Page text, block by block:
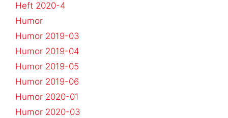
Heft 2020-4
Humor
Humor 2019-03
Humor 2019-04
Humor 2019-05
Humor 2019-06
Humor 2020-01
Humor 2020-03